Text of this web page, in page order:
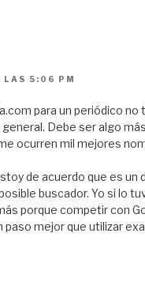
LAS 5:06 PM
para un periódico no
Debe ser algo
ocurren mil mejores
de acuerdo que es un
buscador. Yo si lo
porque competir con
paso mejor que utilizar